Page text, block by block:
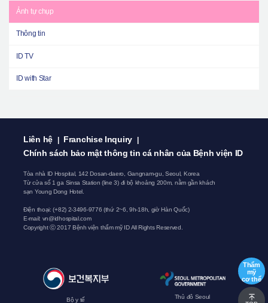
Ảnh tự chụp
Thông tin
ID TV
ID with Star
Liên hệ Franchise Inquiry
Chính sách bảo mật thông tin cá nhân của Bệnh viện ID
Tòa nhà ID Hospital, 142 Dosan-daero, Gangnam-gu, Seoul, Korea
Từ cửa số 1 ga Sinsa Station (line 3) đi bộ khoảng 200m, nằm gần khách
sạn Young Dong Hotel.
Điện thoại:(+82) 2-3496-9776 (thứ 2~6, 9h-18h, giờ Hàn Quốc)
E-mail: vn@idhospital.com
Copyright ⓒ 2017 Bệnh viện thẩm mỹ ID All Rights Reserved.
Bộ y tế Thủ đô Seoul
Thẩm
mỹ
cơ thể